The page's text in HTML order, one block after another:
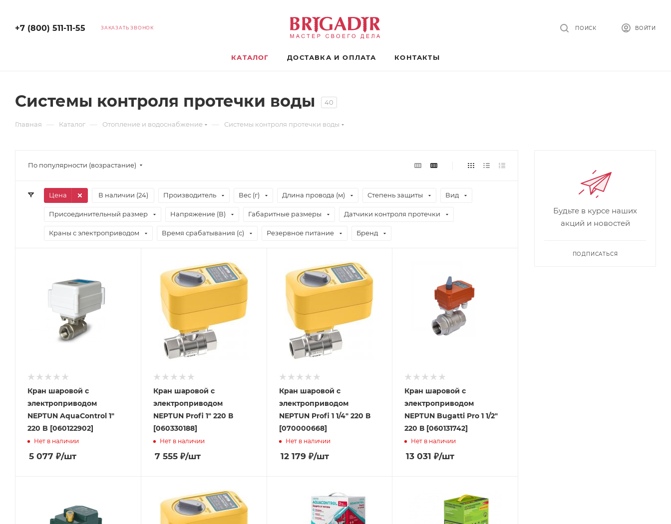
+7 (800) 511-11-55 ЗАКАЗАТЬ ЗВОНОК ВОЙТИ
ПОИСК
КАТАЛОГ ДОСТАВКА И ОПЛАТА КОНТАКТЫ
Системы контроля протечки воды 40
Главная — Каталог — Отопление и водоснабжение — Системы контроля протечки воды
По популярности (возрастание)
Цена В наличии (24) Производитель Вес (г) Длина провода (м) Степень защиты Вид
Присоединительный размер Напряжение (В) Габаритные размеры Датчики контроля протечки
Краны с электроприводом Время срабатывания (с) Резервное питание Бренд
Кран шаровой с
электроприводом
NEPTUN AquaControl 1"
220 B [060122902]
Нет в наличии
5 077 ₽/шт
Кран шаровой с
электроприводом
NEPTUN Profi 1" 220 В
[060330188]
Нет в наличии
7 555₽/шт
Кран шаровой с
электроприводом
NEPTUN Profi 1 1/4" 220 В
[070000668]
Нет в наличии
12 179₽/шт
Кран шаровой с
электроприводом
NEPTUN Bugatti Pro 1 1/2"
220 В [060131742]
Нет в наличии
13 031 ₽/шт
Будьте в курсе наших
акций и новостей
ПОДПИСАТЬСЯ